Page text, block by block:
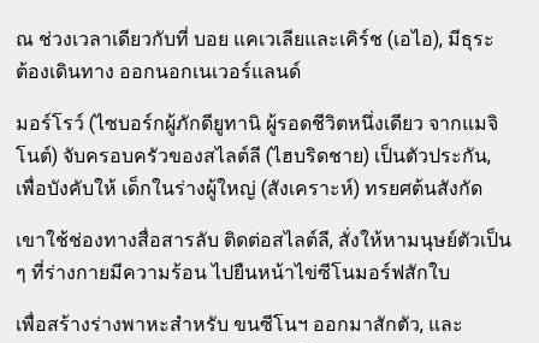
ณ ช่วงเวลาเดียวกับที่ บอย แคเวเลียและเคิร์ช (เอไอ), มีธุระ
ต้องเดินทาง ออกนอกเนเวอร์แลนด์
มอร์โรว์ (ไซบอร์กผู้ภักดียูทานิ ผู้รอดชีวิตหนึ่งเดียว จากแมจิ
โนต์) จับครอบครัวของสไลต์ลี (ไฮบริดชาย) เป็นตัวประกัน,
เพื่อบังคับให้ เด็กในร่างผู้ใหญ่ (สังเคราะห์) ทรยศต้นสังกัด
เขาใช้ช่องทางสื่อสารลับ ติดต่อสไลต์ลี, สั่งให้หามนุษย์ตัวเป็น
ๆ ที่ร่างกายมีความร้อน ไปยืนหน้าไข่ซีโนมอร์ฟสักใบ
เพื่อสร้างร่างพาหะสำหรับ ขนซีโนฯ ออกมาสักตัว, และ